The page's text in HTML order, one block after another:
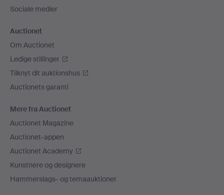
Sociale medier
Auctionet
Om Auctionet
Ledige stillinger
Tilknyt dit auktionshus
Auctionets garanti
Mere fra Auctionet
Auctionet Magazine
Auctionet-appen
Auctionet Academy
Kunstnere og designere
Hammerslags- og temaauktioner